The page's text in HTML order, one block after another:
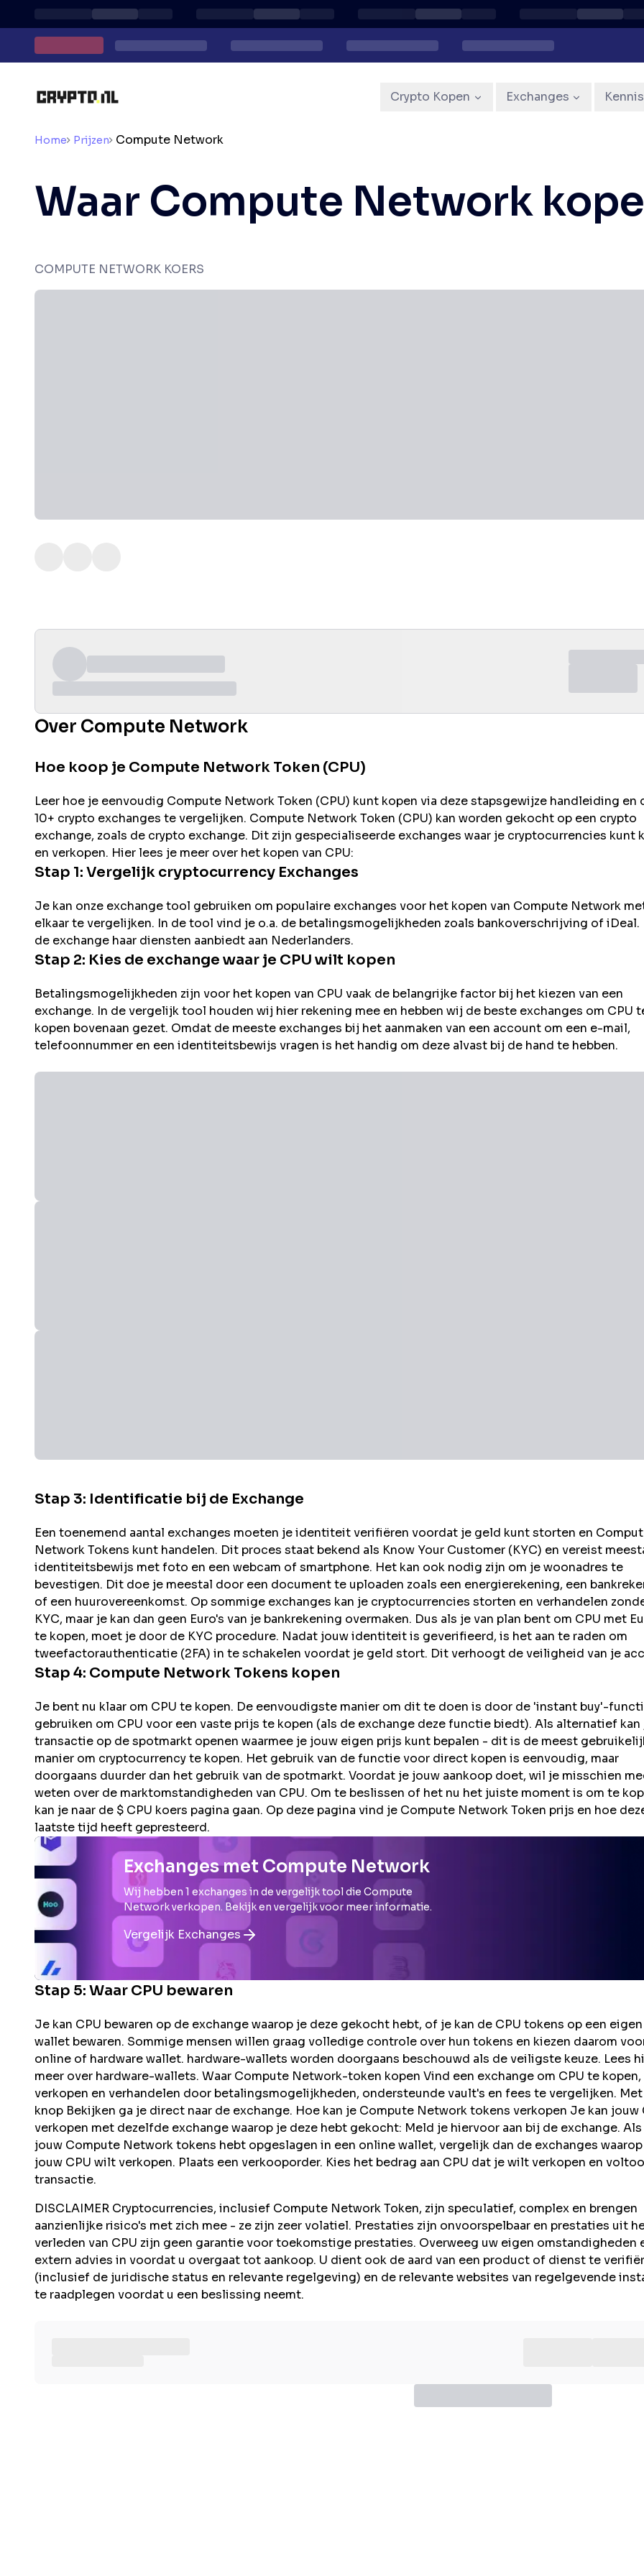
Crypto Kopen Exchanges
Home Prijzen Compute Network
Waar Compute Network
COMPUTE NETWORK KOERS
Over Compute Network
Hoe koop je Compute Network Token (CPU)
Leer hoe je eenvoudig Compute NetworkToken (CPU) kunt kopen via deze stapsgewijze handleiding en
10+ crypto exchanges te vergelijken. Compute NetworkToken (CPU) kan worden gekocht op een crypto
exchange, zoals de crypto exchange. Dit zijn gespecialiseerde exchanges waar je cryptocurrencies kunt
en verkopen. Hier lees je meer over het kopen van CPU:
Stap 1: Vergelijk cryptocurrency Exchanges
Je kan onze exchange tool gebruiken om populaire exchanges voor het kopen van Compute Network
elkaar te vergelijken. In de tool vind je o.a. de betalingsmogelijkheden zoals bankoverschrijving of iDeal.
de exchange haar diensten aanbiedt aan Nederlanders.
Stap 2: Kies de exchange waar je CPU wilt kopen
Betalingsmogelijkheden zijn voor het kopen van CPU vaak de belangrijke factor bij het kiezen van een
exchange. In de vergelijk tool houden wij hier rekening mee en hebben wij de beste exchanges om CPU
kopen bovenaan gezet. Omdat de meeste exchanges bij het aanmaken van een account om een e-mail,
telefoonnummer en een identiteitsbewijs vragen is het handig om deze alvast bij de hand te hebben.
Stap 3: Identificatie bij de Exchange
Een toenemend aantal exchanges moeten je identiteit verifiëren voordat je geld kunt storten en
NetworkTokens kunt handelen. Dit proces staat bekend als Know Your Customer (KYC) en vereist
identiteitsbewijs met foto en een webcam of smartphone. Het kan ook nodig zijn om je woonadres te
bevestigen. Dit doe je meestal door een document te uploaden zoals een energierekening, een
of een huurovereenkomst. Op sommige exchanges kan je cryptocurrencies storten en verhandelen
KYC, maar je kan dan geen Euro's van je bankrekening overmaken. Dus als je van plan bent om CPU met
te kopen, moet je door de KYC procedure. Nadat jouw identiteit is geverifieerd, is het aan te raden om
tweefactorauthenticatie (2FA) in te schakelen voordat je geld stort. Dit verhoogt de veiligheid van je
Stap 4: Compute Network Tokens kopen
Je bent nu klaar om CPU te kopen. De eenvoudigste manier om dit te doen is door de 'instant buy'-
gebruiken om CPU voor een vaste prijs te kopen (als de exchange deze functie biedt). Als alternatief kan
transactie op de spotmarkt openen waarmee je jouw eigen prijs kunt bepalen - dit is de meest
manier om cryptocurrency te kopen. Het gebruik van de functie voor direct kopen is eenvoudig, maar
doorgaans duurder dan het gebruik van de spotmarkt. Voordat je jouw aankoop doet, wil je misschien
weten over de marktomstandigheden van CPU. Om te beslissen of het nu het juiste moment is om te
kan je naar de $ CPU koers pagina gaan. Op deze pagina vind je Compute Network Token prijs en hoe
laatste tijd heeft gepresteerd.
Exchanges met Compute Network
Wij hebben 1 exchanges in de vergelijk tool die Compute
Networkverkopen. Bekijk en vergelijk voor meer informatie.
Vergelijk Exchanges
Stap 5: Waar CPU bewaren
Je kan CPU bewaren op de exchange waarop je deze gekocht hebt, of je kan de CPU tokens op een eigen
wallet bewaren. Sommige mensen willen graag volledige controle over hun tokens en kiezen daarom
online of hardware wallet. hardware-wallets worden doorgaans beschouwd als de veiligste keuze. Lees
meer over hardware-wallets. Waar Compute Network-token kopen Vind een exchange om CPU te kopen,
verkopen en verhandelen door betalingsmogelijkheden, ondersteunde vault's en fees te vergelijken.
knop Bekijken ga je direct naar de exchange. Hoe kan je Compute Network tokens verkopen Je kan jouw
verkopen met dezelfde exchange waarop je deze hebt gekocht: Meld je hiervoor aan bij de exchange.
jouw Compute Network tokens hebt opgeslagen in een online wallet, vergelijk dan de exchanges
jouw CPU wilt verkopen. Plaats een verkooporder. Kies het bedrag aan CPU dat je wilt verkopen en
transactie.
DISCLAIMER Cryptocurrencies, inclusief Compute Network Token, zijn speculatief, complex en brengen
aanzienlijke risico's met zich mee - ze zijn zeer volatiel. Prestaties zijn onvoorspelbaar en prestaties uit
verleden van CPU zijn geen garantie voor toekomstige prestaties. Overweeg uw eigen omstandigheden
extern advies in voordat u overgaat tot aankoop. U dient ook de aard van een product of dienst te
(inclusief de juridische status en relevante regelgeving) en de relevante websites van regelgevende
te raadplegen voordat u een beslissing neemt.